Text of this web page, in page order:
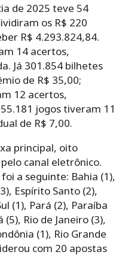
de 2025 teve 54
os R$ 220
R$ 4.293.824,84.
14 acertos,
Já 301.854 bilhetes
de R$ 35,00;
12 acertos,
jogos tiveram 11
de R$ 7,00.
principal, oito
canal eletrônico.
a seguinte: Bahia (1),
Espírito Santo (2),
(1), Pará (2), Paraíba
Rio de Janeiro (3),
(1), Rio Grande
com 20 apostas